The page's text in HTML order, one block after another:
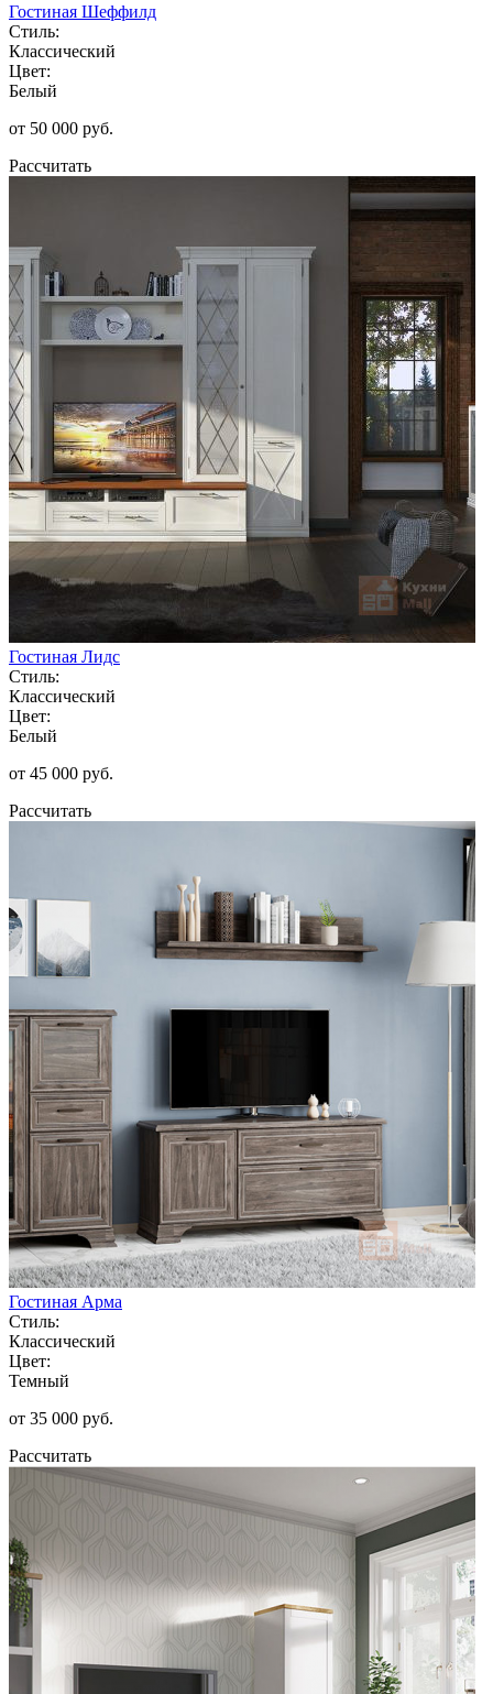
Гостиная Шеффилд
Стиль:
Классический
Цвет:
Белый
от 50 000 руб.
Рассчитать
Гостиная Лидс
Стиль:
Классический
Цвет:
Белый
от 45 000 руб.
Рассчитать
Гостиная Арма
Стиль:
Классический
Цвет:
Темный
от 35 000 руб.
Рассчитать